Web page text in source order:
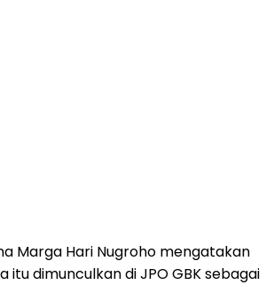
Marga Hari Nugroho mengatakan
itu dimunculkan di JPO GBK sebagai